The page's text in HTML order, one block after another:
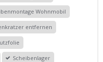
Wohnmobil
entfernen
Scheibenlager